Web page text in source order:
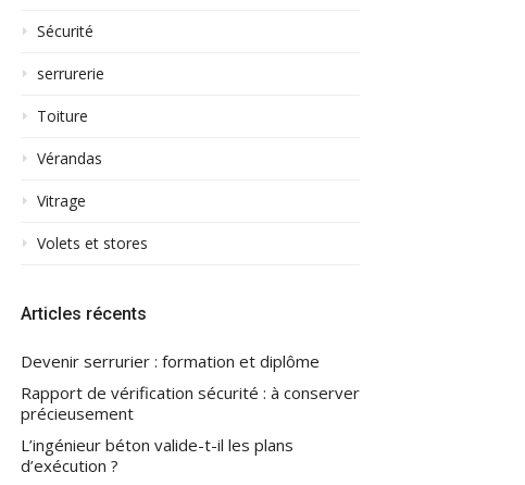
Sécurité
serrurerie
Toiture
Vérandas
Vitrage
Volets et stores
Articles récents
Devenir serrurier : formation et diplôme
Rapport de vérification sécurité : à conserver
précieusement
L’ingénieur béton valide-t-il les plans
d’exécution ?